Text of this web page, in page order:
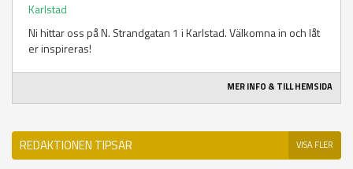
Karlstad
Ni hittar oss på N. Strandgatan 1 i Karlstad. Välkomna in och låt
er inspireras!
MER INFO & TILL HEMSIDA
REDAKTIONEN TIPSAR VISA FLER